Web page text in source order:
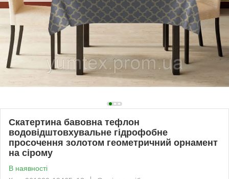
Скатертина бавовна тефлон
водовідштовхувальне гідрофобне
просочення золотом геометричний орнамент
на сірому
В наявності